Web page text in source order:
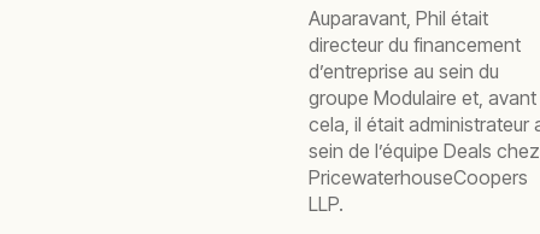
Auparavant, Phil était
directeur du financement
d’entreprise au sein du
groupe Modulaire et, avant
cela, il était administrateur
sein de l’équipe Deals chez
PricewaterhouseCoopers
LLP.